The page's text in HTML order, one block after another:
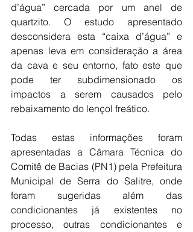
d’água” cercada por um anel de
quartzito. O estudo apresentado
desconsidera esta “caixa d’água” e
apenas leva em consideração a área
da cava e seu entorno, fato este que
pode ter subdimensionado os
impactos a serem causados pelo
rebaixamento do lençol freático.
Todas estas informações foram
apresentadas a Câmara Técnica do
Comitê de Bacias (PN1) pela Prefeitura
Municipal de Serra do Salitre, onde
foram sugeridas além das
condicionantes já existentes no
processo, outras condicionantes e